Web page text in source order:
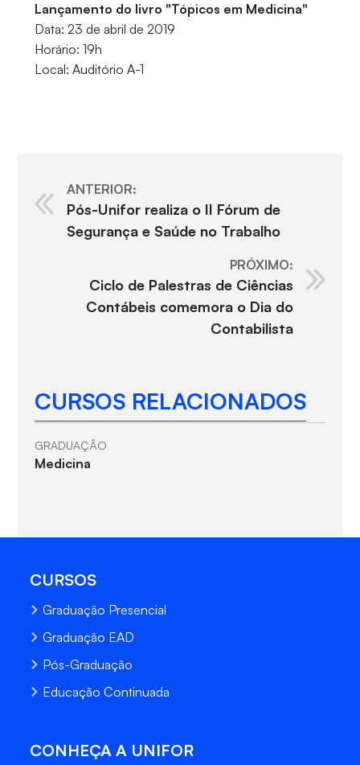
Lançamento do livro "Tópicos em Medicina"
Data: 23 de abril de 2019
Horário: 19h
Local: Auditório A-1
ANTERIOR:
Pós-Unifor realiza o II Fórum de
Segurança e Saúde no Trabalho
PRÓXIMO:
Ciclo de Palestras de Ciências
Contábeis comemora o Dia do
Contabilista
CURSOS RELACIONADOS
GRADUAÇÃO
Medicina
CURSOS
Graduação Presencial
Graduação EAD
Pós-Graduação
Educação Continuada
CONHEÇA A UNIFOR